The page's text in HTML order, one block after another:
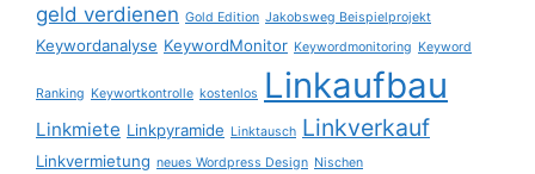
geld verdienen Gold Edition Jakobsweg Beispielprojekt
Keywordanalyse KeywordMonitor Keywordmonitoring Keyword
Ranking Keywortkontrolle kostenlos Linkaufbau
Linkmiete Linkpyramide Linktausch Linkverkauf
Linkvermietung neues Wordpress Design Nischen